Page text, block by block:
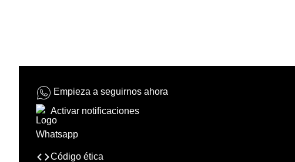
Empieza a seguirnos ahora
Activar notificaciones
Código ética